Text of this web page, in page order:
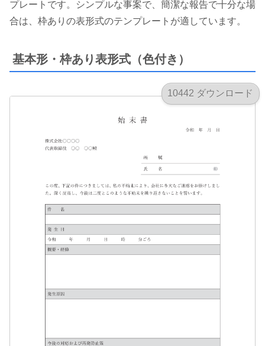
プレートです。シンプルな事案で、簡潔な報告で十分な場
合は、枠ありの表形式のテンプレートが適しています。
基本形・枠あり表形式（色付き）
10442 ダウンロード